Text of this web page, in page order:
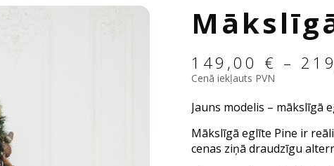
149,00 € –
Cenā iekļauts PVN
Jauns modelis – mākslīgā
Mākslīgā eglīte Pine ir
cenas ziņā draudzīgu